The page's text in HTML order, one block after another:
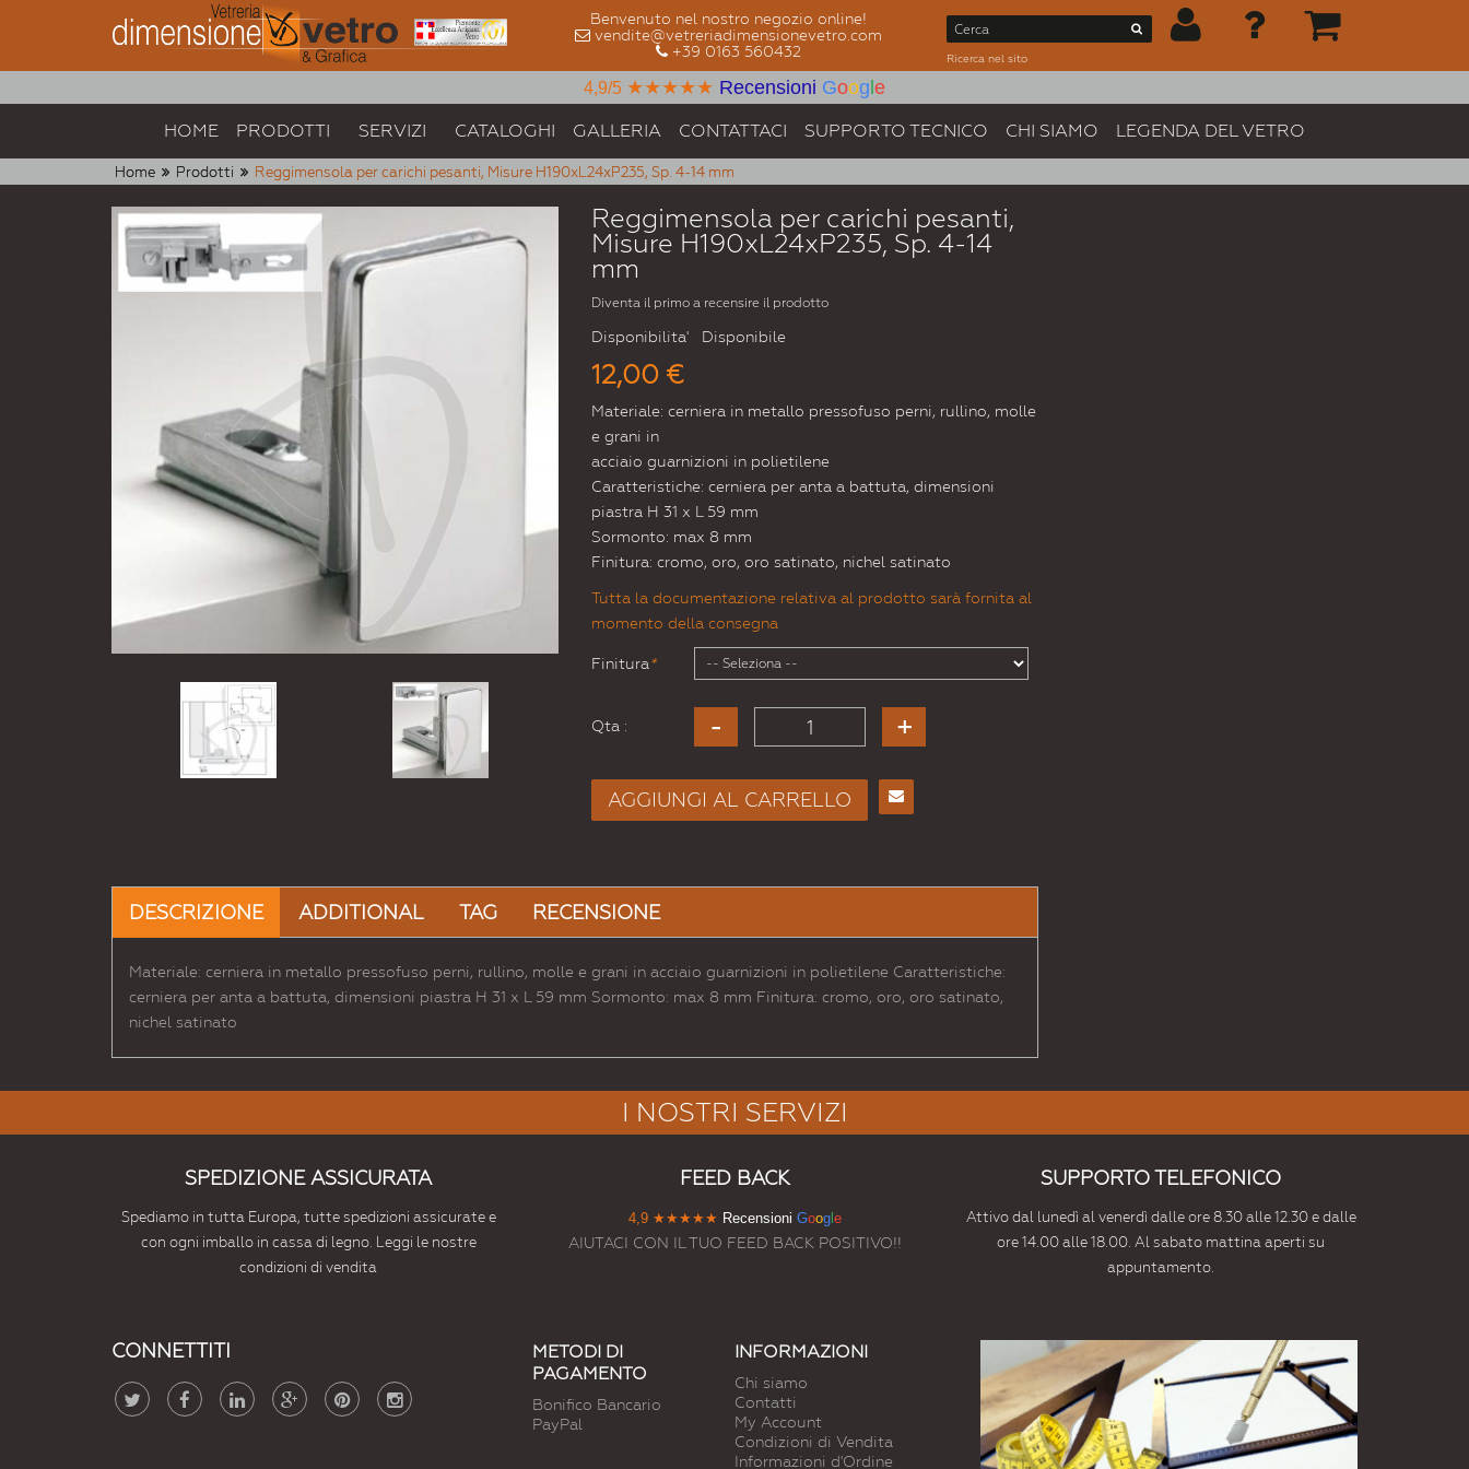
Benvenuto nel nostro negozio online!
vendite@vetreriadimensionevetro.com
+39 0163 560432
Ricerca nel sito
4,9/5 ★★★★★ Recensioni Goog e
HOME PRODOTTI SERVIZI CATALOGHI GALLERIA CONTATTACI SUPPORTO TECNICO CHI SIAMO LEGENDA DEL VETRO
Home Prodotti Reggimensola per carichi pesanti, Misure H190xL24xP235, Sp. 4-14 mm
Reggimensola per carichi pesanti,
Misure H190xL24xP235, Sp. 4-14
mm
Diventa il primo a recensire il prodotto
Disponibilita' Disponibile
12,00 €
Materiale: cerniera in metallo pressofuso perni, rullino, molle
e grani in
acciaio guarnizioni in polietilene
Caratteristiche: cerniera per anta a battuta, dimensioni
piastra H 31 x L 59 mm
Sormonto: max 8 mm
Finitura: cromo, oro, oro satinato, nichel satinato
Tutta la documentazione relativa al prodotto sarà fornita al
momento della consegna
*
Finitura
Qta :
AGGIUNGI AL CARRELLO
a un
DESCRIZIONE ADDITIONAL TAG RECENSIONE
Materiale: cerniera in metallo pressofuso perni, rullino, molle e grani in acciaio guarnizioni in polietilene Caratteristiche:
cerniera per anta a battuta, dimensioni piastra H 31 x L 59 mm Sormonto: max 8 mm Finitura: cromo, oro, oro satinato,
nichel satinato
I NOSTRI SERVIZI
SPEDIZIONE ASSICURATA
Spediamo in tutta Europa, tutte spedizioni assicurate e
con ogni imballo in cassa di legno. Leggi le nostre
condizioni di vendita
FEED BACK
4,9 ★★★★★ Recensioni Googl e
AIUTACI CON IL TUO FEED BACK POSITIVO!!
SUPPORTO TELEFONICO
Attivo dal lunedì al venerdì dalle ore 8.30 alle 12.30 e dalle
ore 14.00 alle 18.00. Al sabato mattina aperti su
appuntamento.
CONNETTITI
METODI DI
PAGAMENTO
Bonifico Bancario
PayPal
INFORMAZIONI
Chi siamo
Contatti
My Account
Condizioni di Vendita
Informazioni d'Ordine